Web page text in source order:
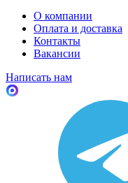
О компании
Оплата и доставка
Контакты
Вакансии
Написать нам